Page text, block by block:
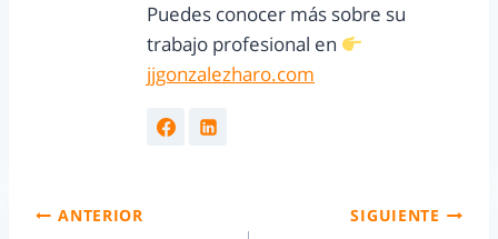
Puedes conocer más sobre su
trabajo profesional en
jjgonzalezharo.com
ANTERIOR SIGUIENTE